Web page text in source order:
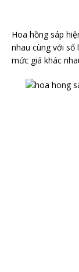
Hoa hồng sáp
nhau cùng với số
mức giá khác